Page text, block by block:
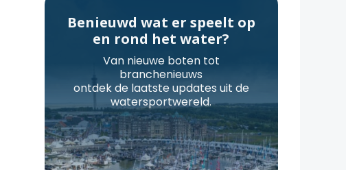
Benieuwd wat er speelt op
en rond het water?
Van nieuwe boten tot
branchenieuws
ontdek de laatste updates uit de
watersportwereld.